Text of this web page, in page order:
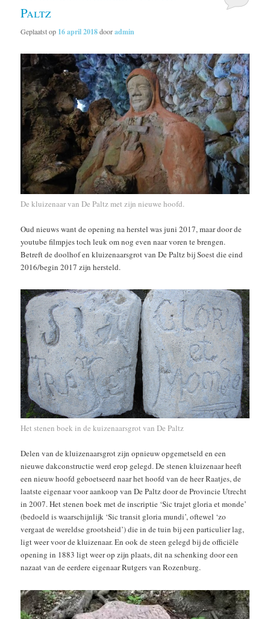
Paltz
Geplaatst op 16 april 2018dooradmin
De kluizenaar van De Paltz met zijn nieuwe hoofd.
Oud nieuws want de opening na herstel was juni 2017, maar door de
youtube filmpjes toch leuk om nog even naar voren te brengen.
Betreft de doolhof en kluizenaarsgrot van De Paltz bij Soest die eind
2016/begin 2017 zijn hersteld.
Het stenen boek in de kuizenaarsgrot van De Paltz
Delen van de kluizenaarsgrot zijn opnieuw opgemetseld en een
nieuwe dakconstructie werd erop gelegd. De stenen kluizenaar heeft
een nieuw hoofd geboetseerd naar het hoofd van de heer Raatjes, de
laatste eigenaar voor aankoop van De Paltz door de Provincie Utrecht
in 2007. Het stenen boek met de inscriptie ‘Sic trajet gloria et monde’
(bedoeld is waarschijnlijk ‘Sic transit gloria mundi’, oftewel ‘zo
vergaat de wereldse grootsheid’) die in de tuin bij een particulier lag,
ligt weer voor de kluizenaar. En ook de steen gelegd bij de officiële
opening in 1883 ligt weer op zijn plaats, dit na schenking door een
nazaat van de eerdere eigenaar Rutgers van Rozenburg.